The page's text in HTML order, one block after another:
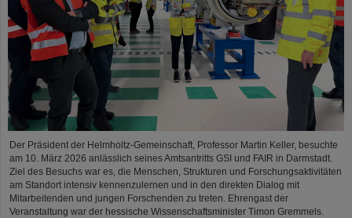
Der Präsident der Helmholtz-Gemeinschaft, Professor Martin Keller, besuchte
am 10. März 2026 anlässlich seines Amtsantritts GSI und FAIR in Darmstadt.
Ziel des Besuchs war es, die Menschen, Strukturen und Forschungsaktivitäten
am Standort intensiv kennenzulernen und in den direkten Dialog mit
Mitarbeitenden und jungen Forschenden zu treten. Ehrengast der
Veranstaltung war der hessische Wissenschaftsminister Timon Gremmels.